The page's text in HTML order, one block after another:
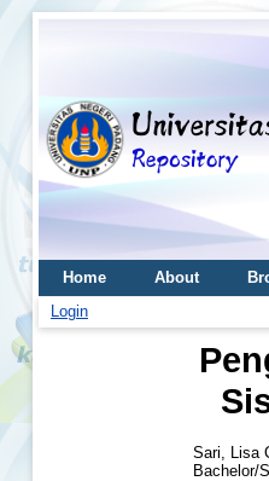
Home About
Login
Sari, Lisa
Bachelor/